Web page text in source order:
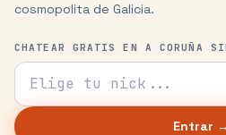
cosmopolita de Galicia.
CHATEAR GRATIS EN A CORUÑA
Tu nick para el chat
Entrar →